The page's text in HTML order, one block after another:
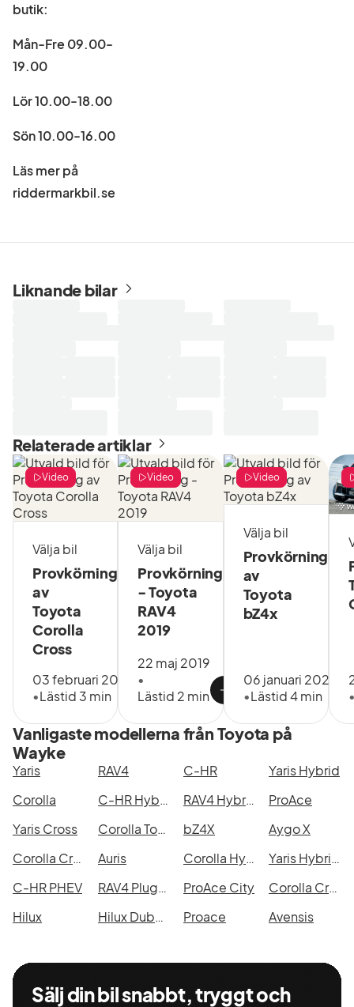
butik:
Mån-Fre 09.00-
19.00
Lör 10.00-18.00
Sön 10.00-16.00
Läs mer på
riddermarkbil.se
Liknande bilar
Relaterade artiklar
Välja bil
Provkörning
av
Toyota
Corolla
Cross
03 februari 2023
•Lästid 3 min
Video
Välja bil
Provkörning
- Toyota
RAV4
2019
22 maj 2019
•
Lästid 2 min
Video
Välja bil
Provkörning
av
Toyota
bZ4x
06 januari 2023
•Lästid 4 min
Video
Vanligaste modellerna från Toyota på
Wayke
Yaris RAV4 C-HR
Yaris Hybrid
Corolla
C-HR Hybrid RAV4 Hybrid AWD-i
ProAce
Yaris Cross
Corolla Touring Sports Hybrid bZ4X
Aygo X
Corolla Cross
Auris Corolla Hybrid
Yaris Hybrid 115
C-HR PHEV
RAV4 Plug-in Hybrid ProAce City
Corolla Cross Hybrid AWD-i
Hilux
Hilux Dubbelhytt Proace Avensis
Sälj din bil snabbt, tryggt och